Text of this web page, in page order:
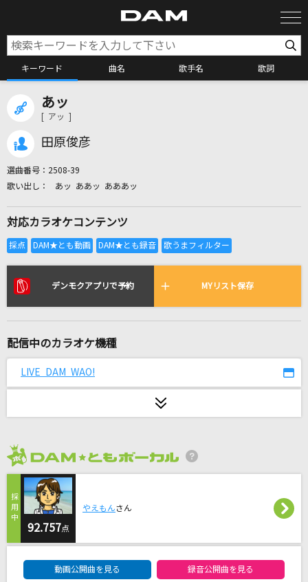
キーワード 曲名 歌手名 歌詞
全国りれき
リアルタイムで歌われている曲の一覧
Banquet
ブルーアンビエンス (feat. asmi)
超特急
RED OUT(ビデオクリップバージョン)
ダーリン
あッ
[ アッ ]
田原俊彦
選曲番号： 2508-39
あッ ああッ あああッ
対応カラオケコンテンツ
デンモクアプリで予約 MYリスト保存
配信中のカラオケ機種
LIVE DAM WAO!
92.757点
やえもんさん
動画公開曲を見る 録音公開曲を見る